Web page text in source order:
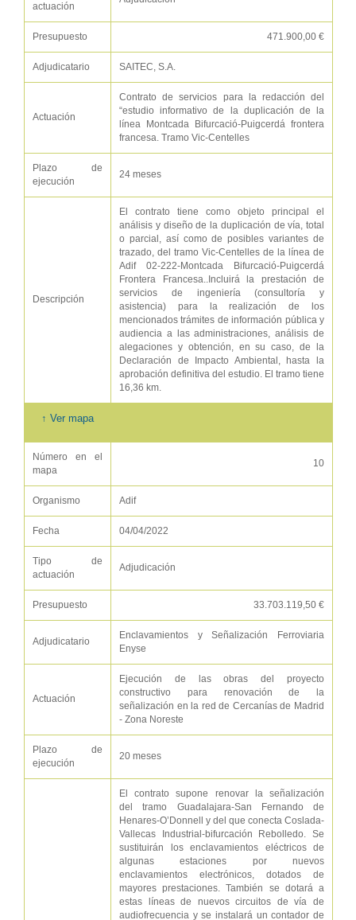
actuación
Presupuesto 471.900,00 €
Adjudicatario SAITEC, S.A.
Actuación
Contrato de servicios para la redacción del
“estudio informativo de la duplicación de la
línea Montcada Bifurcació-Puigcerdá frontera
francesa. Tramo Vic-Centelles
Plazo de
ejecución
24 meses
Descripción
El contrato tiene como objeto principal el
análisis y diseño de la duplicación de vía, total
o parcial, así como de posibles variantes de
trazado, del tramo Vic-Centelles de la línea de
Adif 02-222-Montcada Bifurcació-Puigcerdá
Frontera Francesa..Incluirá la prestación de
servicios de ingeniería (consultoría y
asistencia) para la realización de los
mencionados trámites de información pública y
audiencia a las administraciones, análisis de
alegaciones y obtención, en su caso, de la
Declaración de Impacto Ambiental, hasta la
aprobación definitiva del estudio. El tramo tiene
16,36 km.
↑ Ver mapa
Número en el
mapa
10
Organismo Adif
Fecha 04/04/2022
Tipo de
actuación
Adjudicación
Presupuesto 33.703.119,50 €
Adjudicatario
Enclavamientos y Señalización Ferroviaria
Enyse
Actuación
Ejecución de las obras del proyecto
constructivo para renovación de la
señalización en la red de Cercanías de Madrid
- Zona Noreste
Plazo de
ejecución
20 meses
El contrato supone renovar la señalización
del tramo Guadalajara-San Fernando de
Henares-O’Donnell y del que conecta Coslada-
Vallecas Industrial-bifurcación Rebolledo. Se
sustituirán los enclavamientos eléctricos de
algunas estaciones por nuevos
enclavamientos electrónicos, dotados de
mayores prestaciones. También se dotará a
estas líneas de nuevos circuitos de vía de
audiofrecuencia y se instalará un contador de